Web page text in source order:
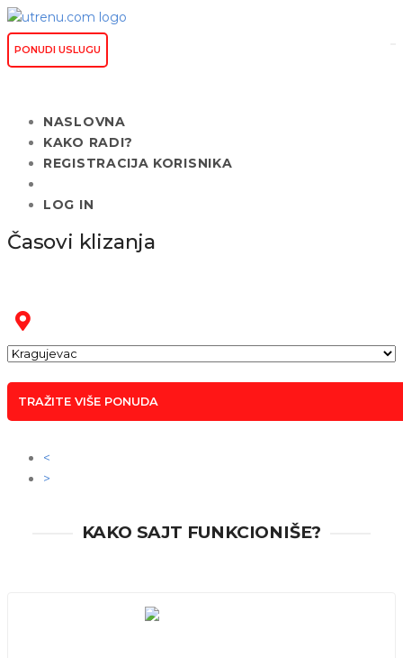
PONUDI USLUGU
NASLOVNA
KAKO RADI?
REGISTRACIJA KORISNIKA
LOG IN
Časovi klizanja
TRAŽITE VIŠE PONUDA
<
>
KAKO SAJT FUNKCIONIŠE?